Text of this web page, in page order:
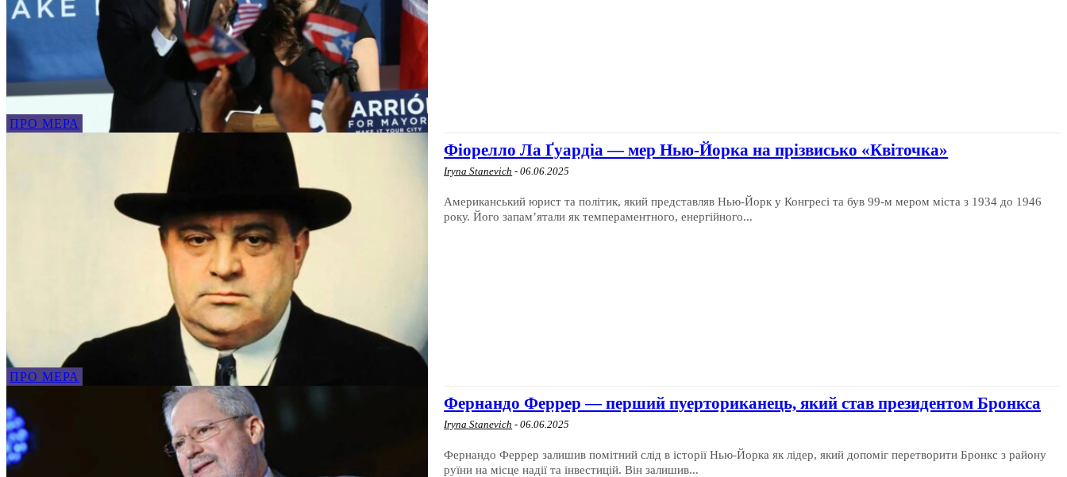
ПРО МЕРА
ПРО МЕРА
Фіорелло Ла Ґуардіа — мер Нью-Йорка на прізвисько «Квіточка»
Iryna Stanevich - 06.06.2025
Американський юрист та політик, який представляв Нью-Йорк у Конгресі та був 99-м мером міста з 1934 до 1946
року. Його запам’ятали як темпераментного, енергійного...
Фернандо Феррер — перший пуерториканець, який став президентом Бронкса
Iryna Stanevich - 06.06.2025
Фернандо Феррер залишив помітний слід в історії Нью-Йорка як лідер, який допоміг перетворити Бронкс з району
руїни на місце надії та інвестицій. Він залишив...